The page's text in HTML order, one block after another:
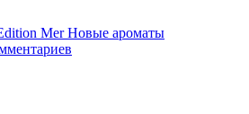
Mer Новые ароматы